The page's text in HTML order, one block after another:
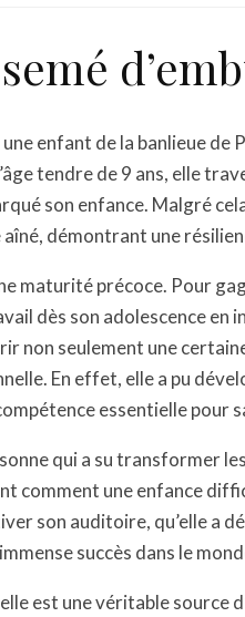
enfant de la banlieue de
tendre de 9 ans, elle
son enfance. Malgré
démontrant une
maturité précoce. Pour
dès son adolescence en
non seulement une
En effet, elle a pu
essentielle pour
qui a su transformer
comment une enfance
son auditoire, qu’elle a
succès dans le
est une véritable source